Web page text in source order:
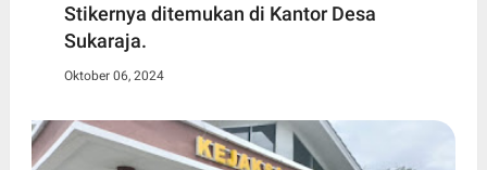
Stikernya ditemukan di Kantor Desa
Sukaraja.
Oktober 06, 2024